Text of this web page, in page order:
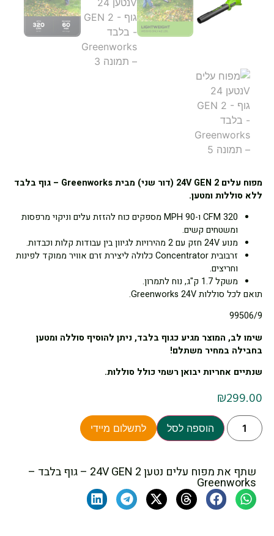
מפוח עלים 24V GEN 2 (דור שני) מבית Greenworks – גוף בלבד
ללא סוללות ומטען.
320 CFM ו-90 MPH מספקים כוח להזזת עלים וניקוי מרפסות
ומשטחים קשים.
מנוע 24V חזק עם 2 מהירויות לגיוון בין עבודות קלות וכבדות.
זרבובית Concentrator כלולה ליצירת זרם אוויר ממוקד לפינות
וחריצים.
משקל 1.7 ק"ג, נוח לתמרון.
תואם לכל סוללות Greenworks 24V.
99506/9
שימו לב, המוצר מגיע כגוף בלבד, ניתן להוסיף סוללה ומטען
בחבילה במחיר משתלם!
שנתיים אחריות יבואן רשמי כולל סוללות.
₪299.00
הוספה לסל לתשלום מיידי
שתף את מפוח עלים נטען 24V GEN 2 – גוף בלבד –
Greenworks